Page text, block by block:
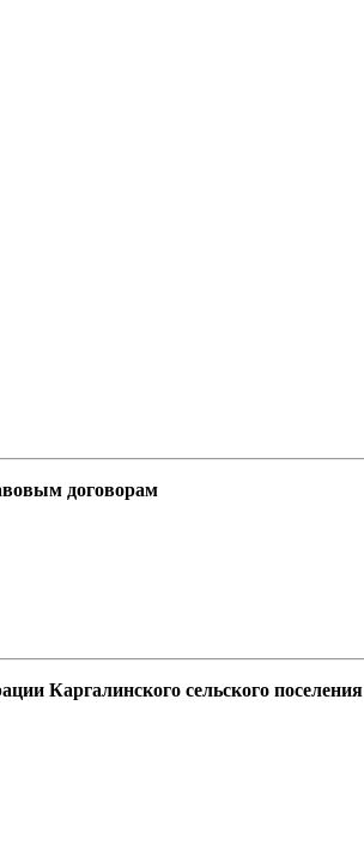
договорам
Каргалинского сельского поселения